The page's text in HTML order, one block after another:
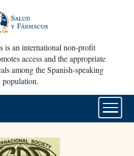
is an international non-profit
access and the appropriate
among the Spanish-speaking
population.